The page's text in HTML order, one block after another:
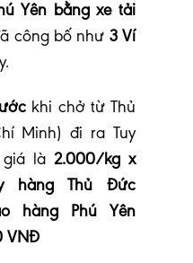
Yên bằng xe tải
công bố như 3 Ví
khi chở từ Thủ
Minh) đi ra Tuy
giá là2.000/kg x
hàng Thủ Đức
hàng Phú Yên
VNĐ